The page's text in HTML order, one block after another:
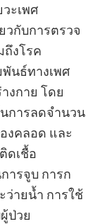
ะเพศ
วกับการตรวจ
งโรค
นธ์ทางเพศ
งกาย โดย
นการลดจำนวน
งคลอด และ
ดเชื้อ
ารจูบ การก
ว่ายน้ำ การใช้
ป่วย